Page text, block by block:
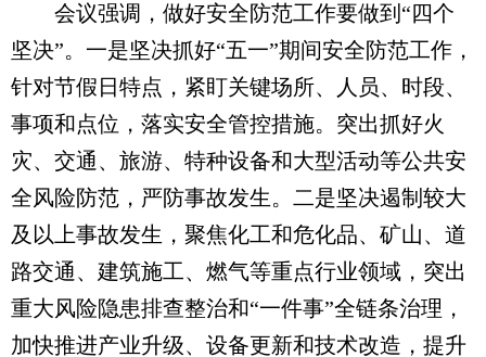
会议强调，做好安全防范工作要做到“四个
坚决”。一是坚决抓好“五一”期间安全防范工作，
针对节假日特点，紧盯关键场所、人员、时段、
事项和点位，落实安全管控措施。突出抓好火
灾、交通、旅游、特种设备和大型活动等公共安
全风险防范，严防事故发生。二是坚决遏制较大
及以上事故发生，聚焦化工和危化品、矿山、道
路交通、建筑施工、燃气等重点行业领域，突出
重大风险隐患排查整治和“一件事”全链条治理，
加快推进产业升级、设备更新和技术改造，提升